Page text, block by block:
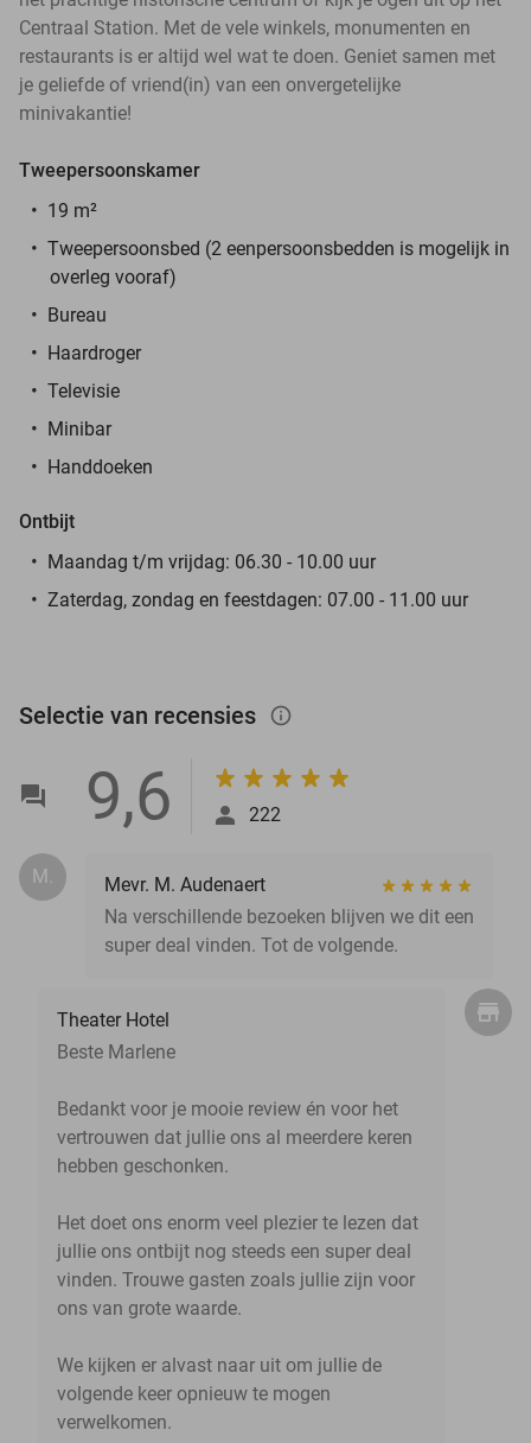
Centraal Station. Met de vele winkels, monumenten en
restaurants is er altijd wel wat te doen. Geniet samen met
je geliefde of vriend(in) van een onvergetelijke
minivakantie!
Tweepersoonskamer
19 m²
Tweepersoonsbed (2 eenpersoonsbedden is mogelijk in
overleg vooraf)
Bureau
Haardroger
Televisie
Minibar
Handdoeken
Ontbijt
Maandag t/m vrijdag: 06.30 - 10.00 uur
Zaterdag, zondag en feestdagen: 07.00 - 11.00 uur
Selectie van recensies info_outlined
9,6 222
M.
Mevr. M. Audenaert
Na verschillende bezoeken blijven we dit een
super deal vinden. Tot de volgende.
Theater Hotel
Beste Marlene
Bedankt voor je mooie review én voor het
vertrouwen dat jullie ons al meerdere keren
hebben geschonken.
Het doet ons enorm veel plezier te lezen dat
jullie ons ontbijt nog steeds een super deal
vinden. Trouwe gasten zoals jullie zijn voor
ons van grote waarde.
We kijken er alvast naar uit om jullie de
volgende keer opnieuw te mogen
verwelkomen.